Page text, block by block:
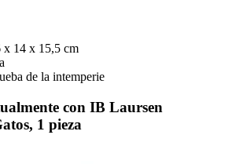
x 14 x 15,5 cm
de la intemperie
con IB Laursen
1 pieza